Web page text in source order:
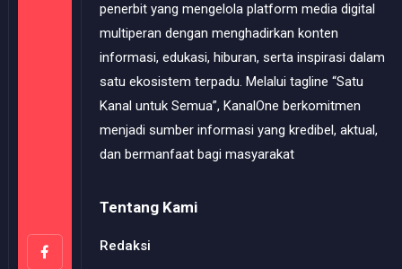
penerbit yang mengelola platform media digital
multiperan dengan menghadirkan konten
informasi, edukasi, hiburan, serta inspirasi dalam
satu ekosistem terpadu. Melalui tagline “Satu
Kanal untuk Semua”, KanalOne berkomitmen
menjadi sumber informasi yang kredibel, aktual,
dan bermanfaat bagi masyarakat
Tentang Kami
Redaksi